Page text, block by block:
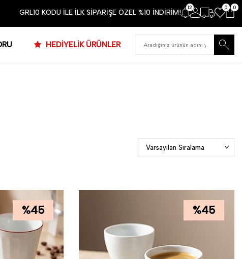
GRL10 KODU İLE İLK SİPARİŞE ÖZEL %10 İNDİRİM!
12 0 0
HEDİYELİK ÜRÜNLER
%45 %45